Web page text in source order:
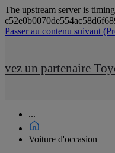
The upstream server is
Passer au contenu suivant
un partenaire
...
Voiture d'occasion